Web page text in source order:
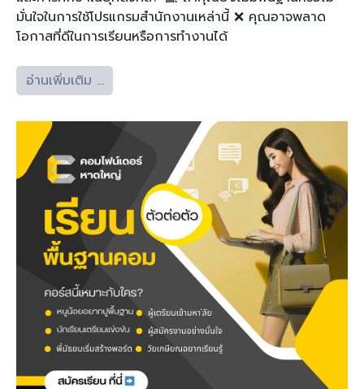
มั่นใจในการใช้โปรแกรมสำนักงานเหล่านี้ ❌ คุณอาจพลาด
โอกาสที่ดีในการเรียนหรือการทำงานได้
อ่านเพิ่มเติม …